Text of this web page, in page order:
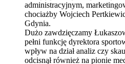
administracyjnym,
chociażby Wojciech
Gdynia.
Dużo zawdzięczamy
pełni funkcję dyrektora
wpływ na dział analiz czy
odcisnął również na pionie